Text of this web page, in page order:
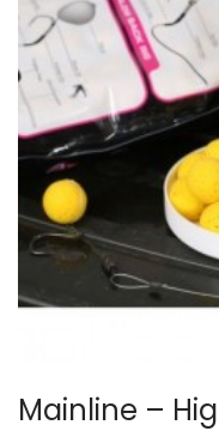
Mainline –